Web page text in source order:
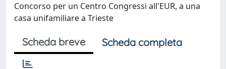
Concorso per un Centro Congressi all'EUR, a una
casa unifamiliare a Trieste
Scheda breve Scheda completa